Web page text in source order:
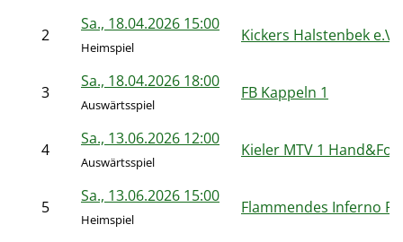
2
Sa., 18.04.2026 15:00
Heimspiel
Kickers Halstenbek e.V.
3
Sa., 18.04.2026 18:00
Auswärtsspiel
FB Kappeln 1
4
Sa., 13.06.2026 12:00
Auswärtsspiel
Kieler MTV 1
5
Sa., 13.06.2026 15:00
Heimspiel
Flammendes Inferno